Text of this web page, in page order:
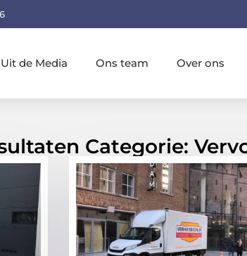
Uit de Media Ons team Over ons
Categorie: